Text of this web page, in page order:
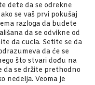
dete da se odrekne
se vaš prvi pokušaj
razloga da budete
da se odvikne od
da cucla. Setite se da
da će se
što stvari dođu na
da se držite prethodno
nedelja. Veoma je